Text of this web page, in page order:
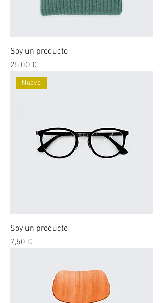
Soy un producto
Precio
25,00 €
Nuevo
Soy un producto
Precio
7,50 €